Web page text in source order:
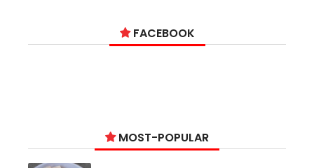
FACEBOOK
MOST-POPULAR